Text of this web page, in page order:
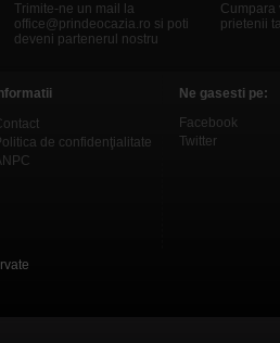
Trimite-ne un mail la
office@prindeocazia.ro si poti
deveni partenerul nostru
Cumpara
prietenii
de confidenţialitate
Ne gasesti pe:
Facebook
Twitter